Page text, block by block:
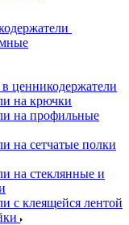
ценникодержатели
на крючки
на профильные
на сетчатые полки
на стеклянные и
с клеящейся лентой